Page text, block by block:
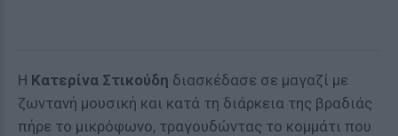
Η Κατερίνα Στικούδη διασκέδασε σε μαγαζί με
ζωντανή μουσική και κατά τη διάρκεια της βραδιάς
πήρε το μικρόφωνο, τραγουδώντας το κομμάτι που